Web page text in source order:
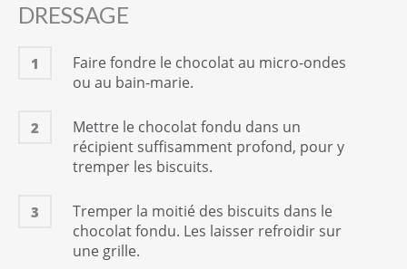
DRESSAGE
1
Faire fondre le chocolat au micro-ondes
ou au bain-marie.
2
Mettre le chocolat fondu dans un
récipient suffisamment profond, pour y
tremper les biscuits.
3
Tremper la moitié des biscuits dans le
chocolat fondu. Les laisser refroidir sur
une grille.